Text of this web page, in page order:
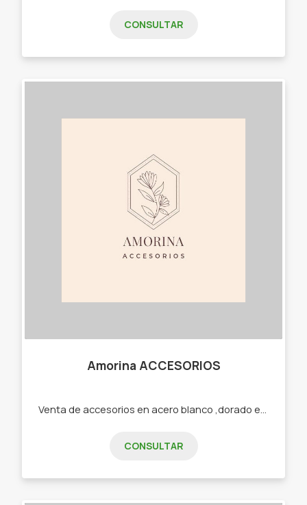
CONSULTAR
Amorina ACCESORIOS
CONSULTAR